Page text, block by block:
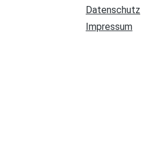
Datenschutz
Impressum